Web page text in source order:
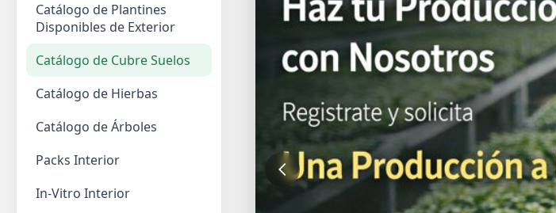
Catálogo de Plantines
Disponibles de Exterior
Catálogo de Cubre Suelos
Catálogo de Hierbas
Catálogo de Árboles
Packs Interior
In-Vitro Interior